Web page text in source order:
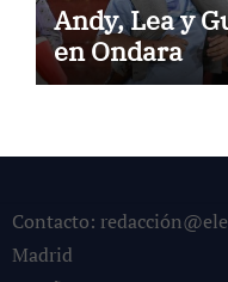
Andy, Lea y
en Ondara
Contacto:
Madrid